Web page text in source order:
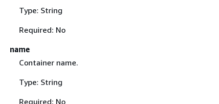
Type: String
Required: No
name
Container name.
Type: String
Required: No